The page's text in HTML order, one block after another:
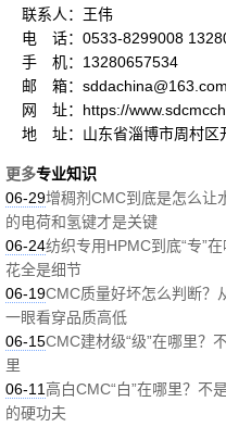
联系人：王伟
电 话：0533-8299008
手 机：13280657534
邮 箱：sddachina@163.com
网 址：https://
地 址：山东省淄博市周村区
更多专业知识
06-29增稠剂CMC到底是怎么让
的电荷和氢键才是关键
06-24纺织专用HPMC到底“专”
花全是细节
06-19CMC质量好坏怎么判断？
一眼看穿品质高低
06-15CMC建材级“级”在哪里？
里
06-11高白CMC“白”在哪里？不
的硬功夫